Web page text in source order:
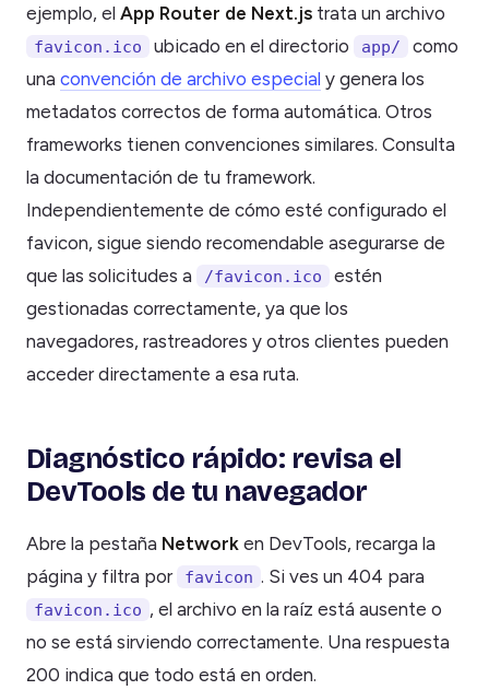
ejemplo, el App Router de Next.js trata un archivo
favicon.ico ubicado en el directorio app/
como
una convención de archivo especial y genera los
metadatos correctos de forma automática. Otros
frameworks tienen convenciones similares. Consulta
la documentación de tu framework.
Independientemente de cómo esté configurado el
favicon, sigue siendo recomendable asegurarse de
que las solicitudes a
/favicon.ico
estén
gestionadas correctamente, ya que los
navegadores, rastreadores y otros clientes pueden
acceder directamente a esa ruta.
Diagnóstico rápido: revisa el
DevTools de tu navegador
Abre la pestaña Network en DevTools, recarga la
página y filtra por
favicon . Si ves un 404 para
favicon.ico , el archivo en la raíz está ausente o
no se está sirviendo correctamente. Una respuesta
200 indica que todo está en orden.